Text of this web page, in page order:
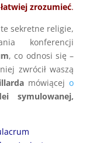
zrozumieć.
sekretne religie,
konferencji
, co odnosi się –
zwrócił waszą
mówiącejo
symulowanej,